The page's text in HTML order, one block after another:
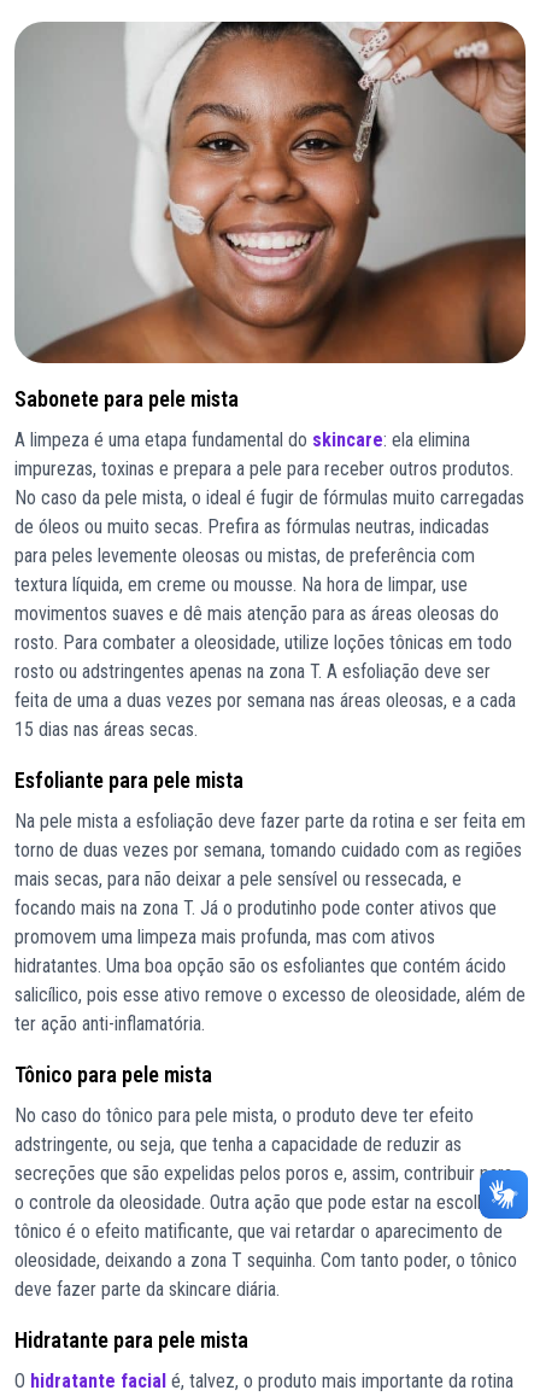
Sabonete para pele mista
A limpeza é uma etapa fundamental do skincare: ela elimina
impurezas, toxinas e prepara a pele para receber outros produtos.
No caso da pele mista, o ideal é fugir de fórmulas muito carregadas
de óleos ou muito secas. Prefira as fórmulas neutras, indicadas
para peles levemente oleosas ou mistas, de preferência com
textura líquida, em creme ou mousse. Na hora de limpar, use
movimentos suaves e dê mais atenção para as áreas oleosas do
rosto. Para combater a oleosidade, utilize loções tônicas em todo
rosto ou adstringentes apenas na zona T. A esfoliação deve ser
feita de uma a duas vezes por semana nas áreas oleosas, e a cada
15 dias nas áreas secas.
Esfoliante para pele mista
Na pele mista a esfoliação deve fazer parte da rotina e ser feita em
torno de duas vezes por semana, tomando cuidado com as regiões
mais secas, para não deixar a pele sensível ou ressecada, e
focando mais na zona T. Já o produtinho pode conter ativos que
promovem uma limpeza mais profunda, mas com ativos
hidratantes. Uma boa opção são os esfoliantes que contém ácido
salicílico, pois esse ativo remove o excesso de oleosidade, além de
ter ação anti-inflamatória.
Tônico para pele mista
No caso do tônico para pele mista, o produto deve ter efeito
adstringente, ou seja, que tenha a capacidade de reduzir as
secreções que são expelidas pelos poros e, assim, contribuir para
o controle da oleosidade. Outra ação que pode estar na escolha do
tônico é o efeito matificante, que vai retardar o aparecimento de
oleosidade, deixando a zona T sequinha. Com tanto poder, o tônico
deve fazer parte da skincare diária.
Hidratante para pele mista
O hidratante facial é, talvez, o produto mais importante da rotina